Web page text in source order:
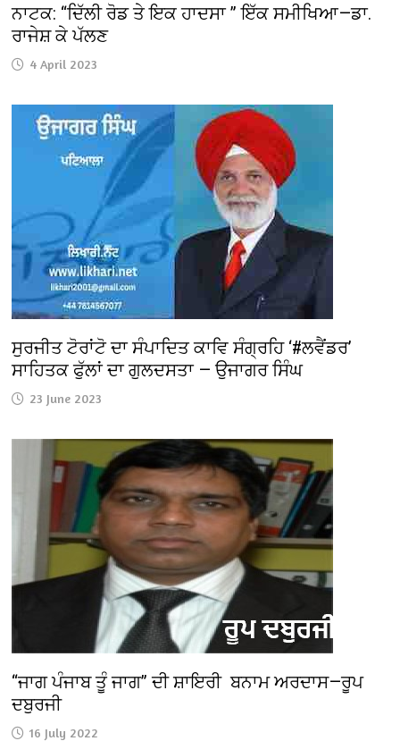
ਨਾਟਕ: “ਦਿੱਲੀ ਰੋਡ ਤੇ ਇਕ ਹਾਦਸਾ ” ਇੱਕ ਸਮੀਖਿਆ—ਡਾ.
ਰਾਜੇਸ਼ ਕੇ ਪੱਲਣ
4 April 2023
ਸੁਰਜੀਤ ਟੋਰਾਂਟੋ ਦਾ ਸੰਪਾਦਿਤ ਕਾਵਿ ਸੰਗ੍ਰਹਿ ‘#ਲਵੈਂਡਰ’
ਸਾਹਿਤਕ ਫੁੱਲਾਂ ਦਾ ਗੁਲਦਸਤਾ — ਉਜਾਗਰ ਸਿੰਘ
23 June 2023
“ਜਾਗ ਪੰਜਾਬ ਤੂੰ ਜਾਗ” ਦੀ ਸ਼ਾਇਰੀ ਬਨਾਮ ਅਰਦਾਸ—ਰੂਪ
ਦਬੁਰਜੀ
16 July 2022